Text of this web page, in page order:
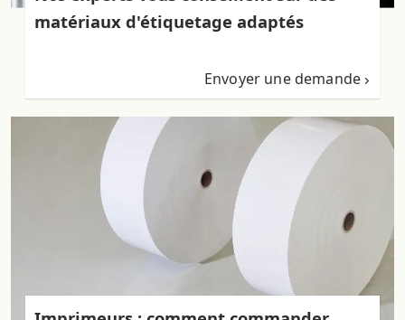
matériaux d'étiquetage adaptés
Envoyer une demande